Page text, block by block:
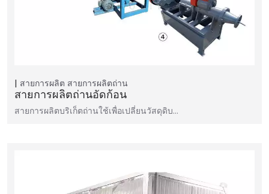
สายการผลิต สายการผลิตถ่าน
สายการผลิตถ่านอัดก้อน
สายการผลิตบริเก็ตถ่านใช้เพื่อเปลี่ยนวัสดุดิบ…